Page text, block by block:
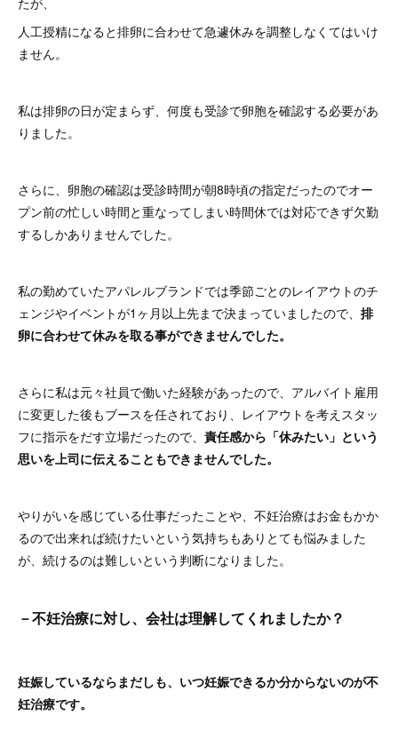
人工授精になると排卵に合わせて急遽休みを調整しなくてはいけ
ません。
私は排卵の日が定まらず、何度も受診で卵胞を確認する必要があ
りました。
さらに、卵胞の確認は受診時間が朝8時頃の指定だったのでオー
プン前の忙しい時間と重なってしまい時間休では対応できず欠勤
するしかありませんでした。
私の勤めていたアパレルブランドでは季節ごとのレイアウトのチ
ェンジやイベントが1ヶ月以上先まで決まっていましたので、 排
卵に合わせて休みを取る事ができませんでした。
さらに私は元々社員で働いた経験があったので、アルバイト雇用
に変更した後もブースを任されており、レイアウトを考えスタッ
フに指示をだす立場だったので、 責任感から「休みたい」という
思いを上司に伝えることもできませんでした。
やりがいを感じている仕事だったことや、不妊治療はお金もかか
るので出来れば続けたいという気持ちもありとても悩みました
が、続けるのは難しいという判断になりました。
－不妊治療に対し、会社は理解してくれましたか？
妊娠しているならまだしも、いつ妊娠できるか分からないのが不
妊治療です。